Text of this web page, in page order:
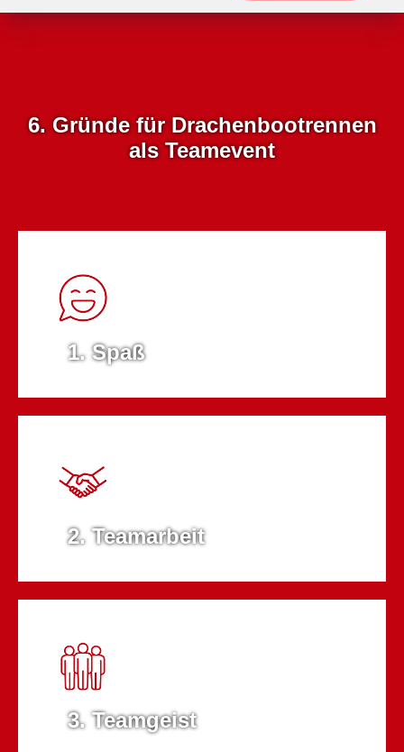
6. Gründe für Drachenbootrennen
als Teamevent
1. Spaß
2. Teamarbeit
3. Teamgeist